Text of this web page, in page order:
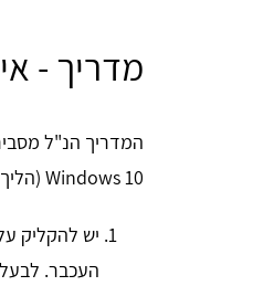
מדריך -
המדריך הנ"ל
Windows 10 (הליך זה יתאים גם לגרסאות ותיקות יותר של ווינדוס):
יש להקליק
העכבר.